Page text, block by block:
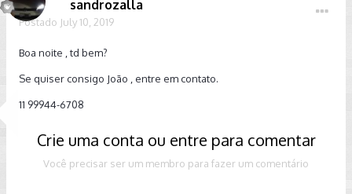
sandrozalla
Postado July 10, 2019
Boa noite , td bem?
Se quiser consigo João , entre em contato.
11 99944-6708
Crie uma conta ou entre para comentar
Você precisar ser um membro para fazer um comentário